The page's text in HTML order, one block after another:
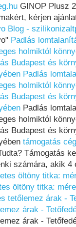
GINOP Plusz
kérjen
Blog -
Padlás
holmiktól
Budapest és
Padlás
holmiktól
Budapest és
Padlás
holmiktól
Budapest és
támogatás
Támogatás
számára, akik 4
öltöny titka:
öltöny titka:
tetőlemez árak -
árak -
árak -